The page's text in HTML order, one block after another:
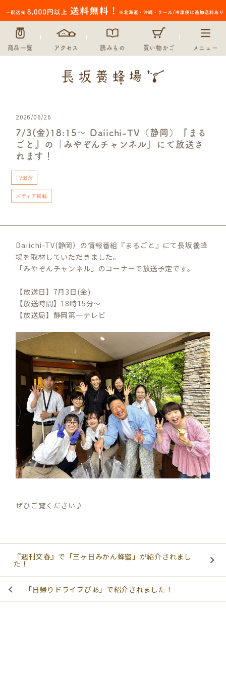
商品一覧 アクセス 読みもの 買い物かご メニュー
2026/06/26
7/3(金)18:15～ Daiichi-TV（静岡）『まる
ごと』の「みやぞんチャンネル」にて放送さ
れます！
TV出演
メディア掲載
Daiichi-TV(静岡）の情報番組『まるごと』にて長坂養蜂
場を取材していただきました。
「みやぞんチャンネル」のコーナーで放送予定です。
【放送日】7月3日(金)
【放送時間】18時15分～
【放送局】静岡第一テレビ
ぜひご覧ください♪
『週刊文春』で「三ヶ日みかん蜂蜜」が紹介されまし
た！
「日帰りドライブぴあ」で紹介されました！